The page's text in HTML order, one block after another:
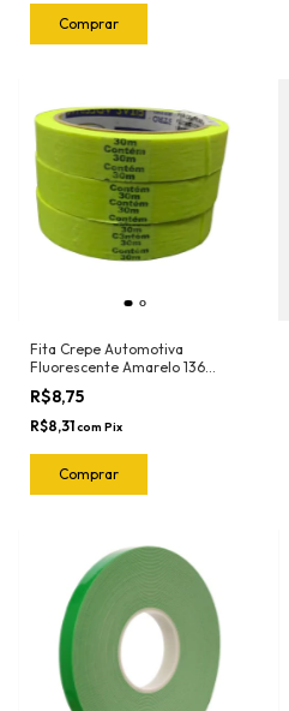
Fita Crepe Automotiva
Fluorescente Amarelo 136
18mmX30mt Nastro
R$8,75
R$8,31com Pix